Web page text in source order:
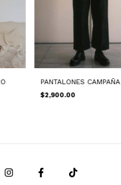
PANTALONES CAMPAÑA
$2,900.00